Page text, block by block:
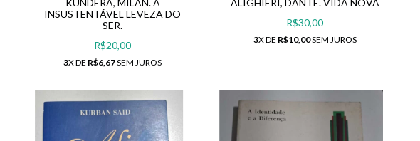
KUNDERA, MILAN. A
INSUSTENTÁVEL LEVEZA DO
SER.
R$20,00
3X DE R$6,67SEM JUROS
ALIGHIERI, DANTE. VIDA NOVA
R$30,00
3X DE R$10,00SEM JUROS